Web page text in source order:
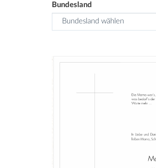
Bundesland